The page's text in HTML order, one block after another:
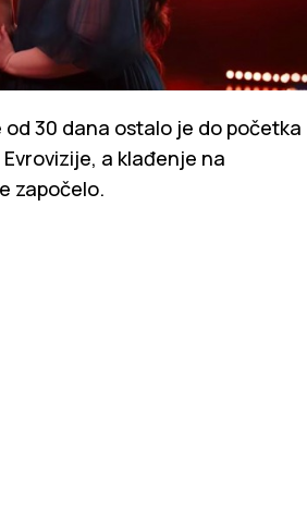
30 dana ostalo je do početka
a klađenje na
započelo.